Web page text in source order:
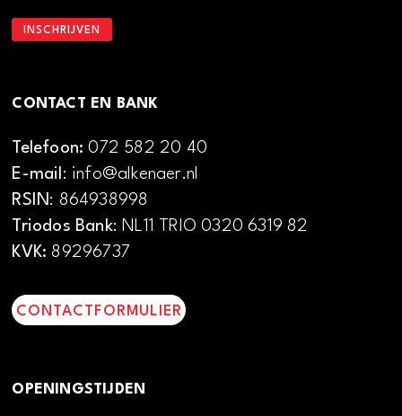
CONTACT EN BANK
Telefoon:072 582 20 40
E-mail: info@alkenaer.nl
RSIN: 864938998
Triodos Bank: NL11 TRIO 0320 6319 82
KVK: 89296737
CONTACTFORMULIER
OPENINGSTIJDEN